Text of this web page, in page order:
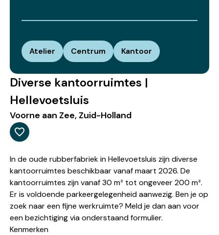
Atelier Centrum Kantoor
Diverse kantoorruimtes |
Hellevoetsluis
Voorne aan Zee, Zuid-Holland
In de oude rubberfabriek in Hellevoetsluis zijn diverse
kantoorruimtes beschikbaar vanaf maart 2026. De
kantoorruimtes zijn vanaf 30 m² tot ongeveer 200 m².
Er is voldoende parkeergelegenheid aanwezig. Ben je op
zoek naar een fijne werkruimte? Meld je dan aan voor
een bezichtiging via onderstaand formulier.
Kenmerken